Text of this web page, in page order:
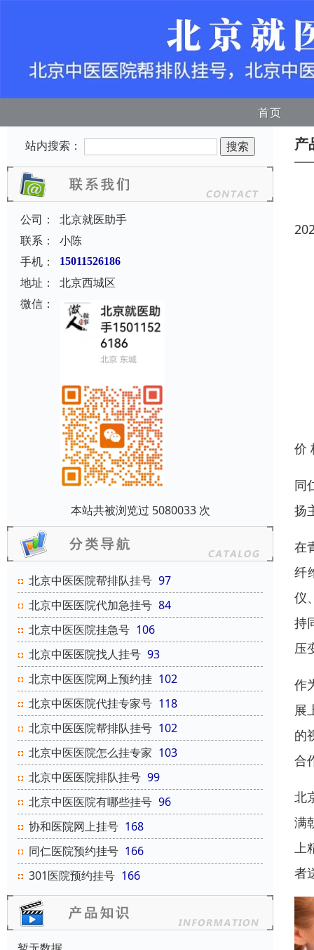
首页
站内搜索：
公司：
北京就医助手
联系：
小陈
手机：
15011526186
地址：
北京西城区
微信：
本站共被浏览过 5080033 次
北京中医医院帮排队挂号 97
北京中医医院代加急挂号 84
北京中医医院挂急号 106
北京中医医院找人挂号 93
北京中医医院网上预约挂 102
北京中医医院代挂专家号 118
北京中医医院帮排队挂号 102
北京中医医院怎么挂专家 103
北京中医医院排队挂号 99
北京中医医院有哪些挂号 96
协和医院网上挂号 168
同仁医院预约挂号 166
301医院预约挂号 166
产
价
同
扬
在
纤
仪
持
压
作
展
的
合
北
满
上
者